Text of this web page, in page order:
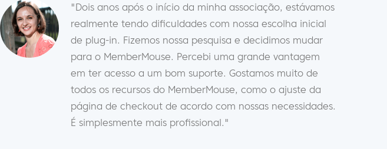
"Dois anos após o início da minha associação, estávamos
realmente tendo dificuldades com nossa escolha inicial
de plug-in. Fizemos nossa pesquisa e decidimos mudar
para o MemberMouse. Percebi uma grande vantagem
em ter acesso a um bom suporte. Gostamos muito de
todos os recursos do MemberMouse, como o ajuste da
página de checkout de acordo com nossas necessidades.
É simplesmente mais profissional."